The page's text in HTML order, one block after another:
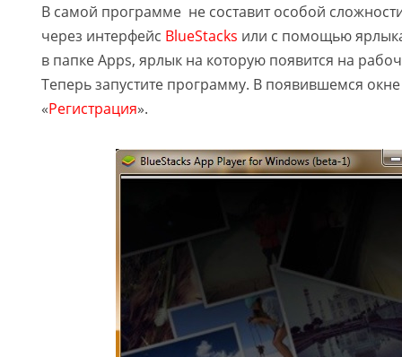
В самой программе не составит особой
через интерфейс BlueStacks или с помощью
в папке Apps, ярлык на которую появится на
Теперь запустите программу. В появившемся
«Регистрация».